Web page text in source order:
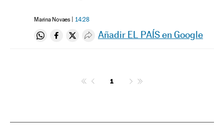
Marina Novaes 14:28
Compartir en Whatsapp
Compartir en Facebook
Compartir en Twitter
Desplegar Redes Sociales
Añadir EL PAÍS en Google
1